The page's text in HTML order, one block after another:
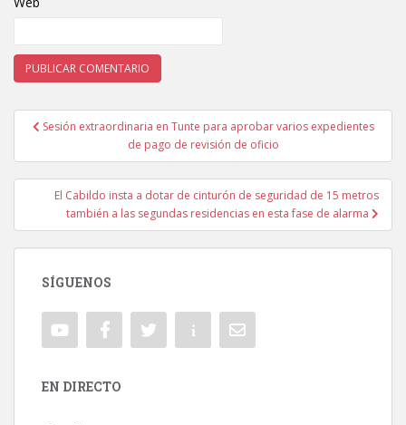
Navegación de entradas
Sesión extraordinaria en Tunte para aprobar varios expedientes
de pago de revisión de oficio
El Cabildo insta a dotar de cinturón de seguridad de 15 metros
también a las segundas residencias en esta fase de alarma
SÍGUENOS
EN DIRECTO